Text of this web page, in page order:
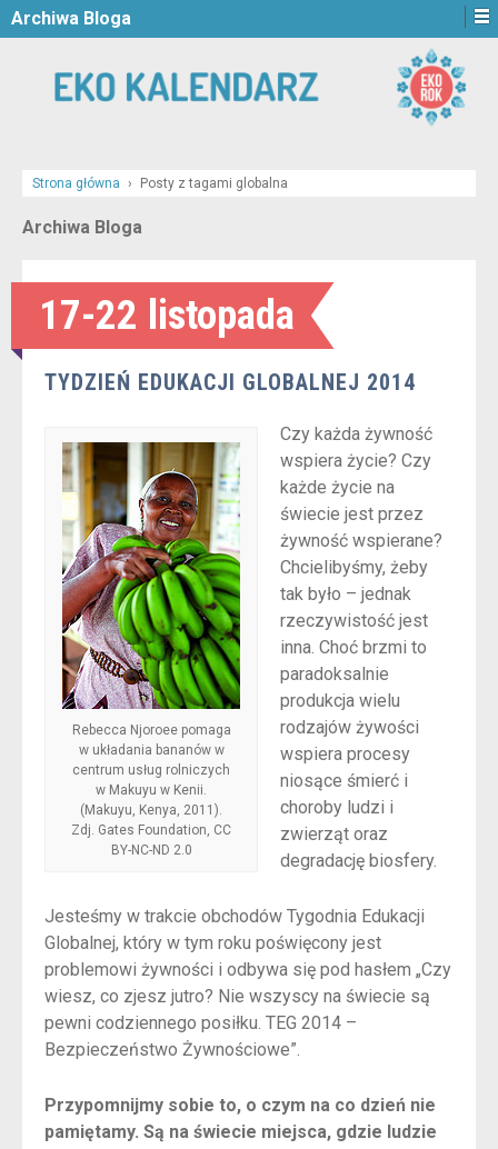
Archiwa Bloga
Strona główna › Posty z tagami globalna
Archiwa Bloga
17-22 listopada
TYDZIEŃ EDUKACJI GLOBALNEJ 2014
Rebecca Njoroee pomaga
w układania bananów w
centrum usług rolniczych
w Makuyu w Kenii.
(Makuyu, Kenya, 2011).
Zdj. Gates Foundation, CC
BY-NC-ND 2.0
Czy każda żywność
wspiera życie? Czy
każde życie na
świecie jest przez
żywność wspierane?
Chcielibyśmy, żeby
tak było – jednak
rzeczywistość jest
inna. Choć brzmi to
paradoksalnie
produkcja wielu
rodzajów żywości
wspiera procesy
niosące śmierć i
choroby ludzi i
zwierząt oraz
degradację biosfery.
Jesteśmy w trakcie obchodów Tygodnia Edukacji
Globalnej, który w tym roku poświęcony jest
problemowi żywności i odbywa się pod hasłem „Czy
wiesz, co zjesz jutro? Nie wszyscy na świecie są
pewni codziennego posiłku. TEG 2014 –
Bezpieczeństwo Żywnościowe”.
Przypomnijmy sobie to, o czym na co dzień nie
pamiętamy. Są na świecie miejsca, gdzie ludzie